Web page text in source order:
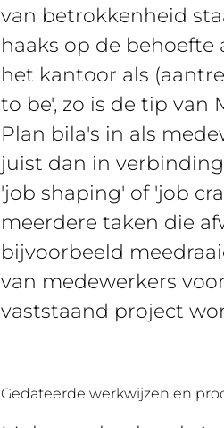
van betrokkenheid
haaks op de
het kantoor als
to be', zo is de tip van
Plan bila's in als
juist dan in
'job shaping' of 'job
meerdere taken die
bijvoorbeeld
van medewerkers
vaststaand project
Gedateerde werkwijzen en